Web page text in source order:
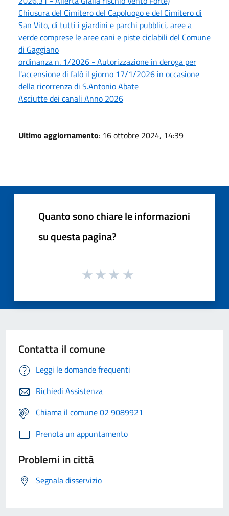
Chiusura del Cimitero del Capoluogo e del Cimitero di
San Vito, di tutti i giardini e parchi pubblici, aree a
verde comprese le aree cani e piste ciclabili del Comune
di Gaggiano
ordinanza n. 1/2026 - Autorizzazione in deroga per
l'accensione di falò il giorno 17/1/2026 in occasione
della ricorrenza di S.Antonio Abate
Asciutte dei canali Anno 2026
Ultimo aggiornamento: 16 ottobre 2024, 14:39
Quanto sono chiare le informazioni
su questa pagina?
Contatta il comune
Leggi le domande frequenti
Richiedi Assistenza
Chiama il comune 02 9089921
Prenota un appuntamento
Problemi in città
Segnala disservizio